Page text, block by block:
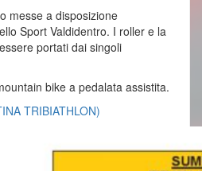
messe a disposizione
Sport Valdidentro. I roller e la
portati dai singoli
bike a pedalata assistita.
TRIBIATHLON)